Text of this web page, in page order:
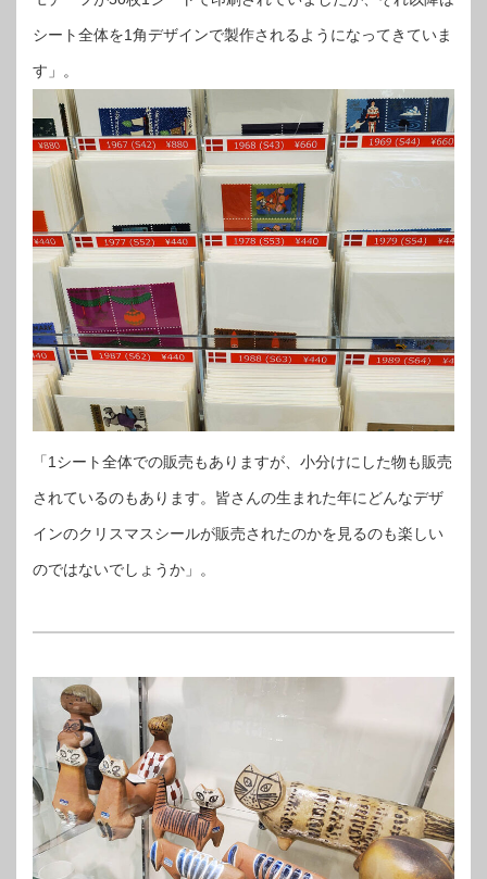
シート全体を1角デザインで製作されるようになってきていま
す」。
「1シート全体での販売もありますが、小分けにした物も販売
されているのもあります。皆さんの生まれた年にどんなデザ
インのクリスマスシールが販売されたのかを見るのも楽しい
のではないでしょうか」。